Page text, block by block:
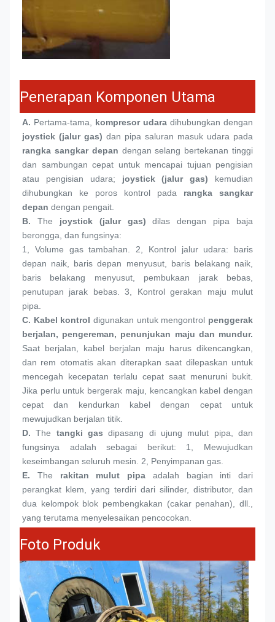
Penerapan Komponen Utama
A. Pertama-tama, kompresor udara
joystick (jalur gas)
rangka sangkar depan dengan selang bertekanan tinggi
dan sambungan cepat untuk mencapai tujuan pengisian
atau pengisian udara; joystick (jalur gas) kemudian
dihubungkan ke poros kontrol pada rangka sangkar
depan dengan pengait.
B. The joystick (jalur gas) dilas dengan pipa baja
berongga, dan fungsinya:
1, Volume gas tambahan. 2, Kontrol jalur udara: baris
depan naik, baris depan menyusut, baris belakang naik,
baris belakang menyusut, pembukaan jarak bebas,
penutupan jarak bebas. 3, Kontrol gerakan maju mulut
pipa.
C. Kabel kontrol digunakan untuk mengontrol penggerak
berjalan, pengereman, penunjukan maju dan mundur.
Saat berjalan, kabel berjalan maju harus dikencangkan,
dan rem otomatis akan diterapkan saat dilepaskan untuk
mencegah kecepatan terlalu cepat saat menuruni bukit.
Jika perlu untuk bergerak maju, kencangkan kabel dengan
cepat dan kendurkan kabel dengan cepat untuk
mewujudkan berjalan titik.
D. The tangki gas dipasang di ujung mulut pipa, dan
fungsinya adalah sebagai berikut: 1, Mewujudkan
keseimbangan seluruh mesin. 2, Penyimpanan gas.
E.
The rakitan mulut pipa adalah bagian inti dari
perangkat klem, yang terdiri dari silinder, distributor, dan
dua kelompok blok pembengkakan (cakar penahan), dll.,
yang terutama menyelesaikan pencocokan.
Foto Produk